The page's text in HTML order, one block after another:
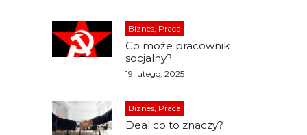
Biznes, Praca
Co może pracownik
socjalny?
19 lutego, 2025
Biznes, Praca
Deal co to znaczy?